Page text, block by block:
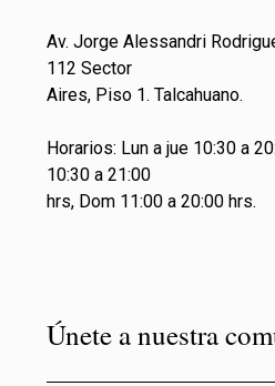
Av. Jorge Alessandri
112 Sector
Aires, Piso 1. Talcahuano.
Horarios: Lun a jue 10:30 a
10:30 a 21:00
hrs, Dom 11:00 a 20:00 hrs.
Únete a nuestra